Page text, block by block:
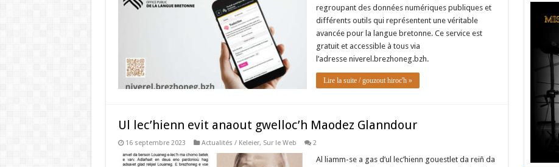
regroupant des données numériques publiques et
différents outils qui représentent une véritable
avancée pour la langue bretonne. Ce service est
gratuit et accessible à tous via
l’adresse niverel.brezhoneg.bzh.
Lire la suite / gouzout hiroc'h »
Ul lec’hienn evit anaout gwelloc’h Maodez Glanndour
16 septembre 2023 Actualités / Keleier, Sur le Web 2
Al liamm-se a gas d’ul lec’hienn gouestlet da reiñ da